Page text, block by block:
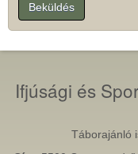
Beküldés
Ifjúsági és
Táborajánló